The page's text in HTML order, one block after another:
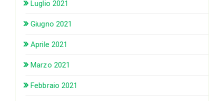
Luglio 2021
Giugno 2021
Aprile 2021
Marzo 2021
Febbraio 2021